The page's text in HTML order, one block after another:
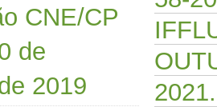
CNE/CP
de
2019